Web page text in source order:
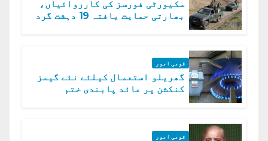
سکیورٹی فورسز کی کارروائیاں،
بھارتی حمایت یافتہ 19 دہشت گرد
قومی امور
گھریلو استعمال کیلئے نئے گیسز
کنکشن پر عائد پابندی ختم
قومی امور